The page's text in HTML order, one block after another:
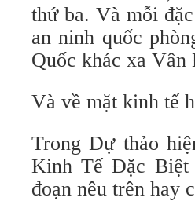
thứ ba. Và mỗi
an ninh quốc
Quốc khác xa Vân
Và về mặt kinh tế
Trong Dự thảo
Kinh Tế Đặc Biệt
đoạn nêu trên hay